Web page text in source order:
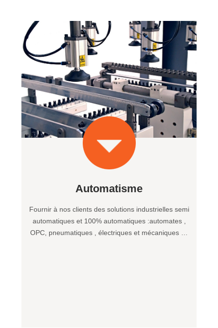
Automatisme
Fournir à nos clients des solutions industrielles semi
automatiques et 100% automatiques :automates ,
OPC, pneumatiques , électriques et mécaniques …